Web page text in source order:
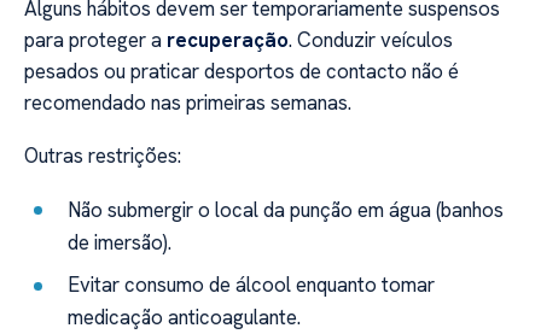
Alguns hábitos devem ser temporariamente suspensos
para proteger a recuperação. Conduzir veículos
pesados ou praticar desportos de contacto não é
recomendado nas primeiras semanas.
Outras restrições:
Não submergir o local da punção em água (banhos
de imersão).
Evitar consumo de álcool enquanto tomar
medicação anticoagulante.